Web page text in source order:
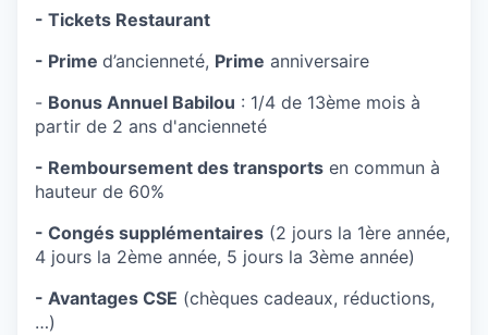
- Tickets Restaurant
- Prime d’ancienneté, Prime anniversaire
- Bonus Annuel Babilou : 1/4 de 13ème mois à
partir de 2 ans d'ancienneté
- Remboursement des transports en commun à
hauteur de 60%
- Congés supplémentaires (2 jours la 1ère année,
4 jours la 2ème année, 5 jours la 3ème année)
- Avantages CSE (chèques cadeaux, réductions,
…)